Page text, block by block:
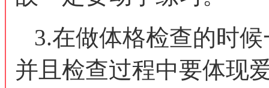
3.在做体格检查的时
并且检查过程中要体现